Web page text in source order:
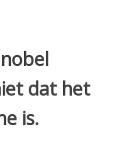
dat het
is.